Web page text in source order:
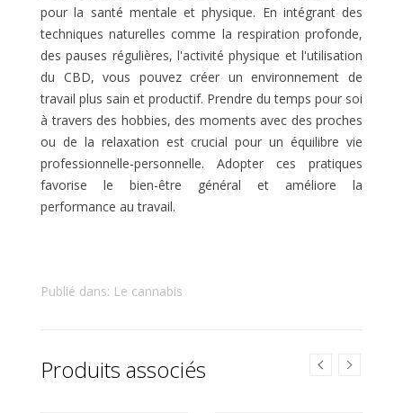
pour la santé mentale et physique. En intégrant des
techniques naturelles comme la respiration profonde,
des pauses régulières, l'activité physique et l'utilisation
du CBD, vous pouvez créer un environnement de
travail plus sain et productif. Prendre du temps pour soi
à travers des hobbies, des moments avec des proches
ou de la relaxation est crucial pour un équilibre vie
professionnelle-personnelle. Adopter ces pratiques
favorise le bien-être général et améliore la
performance au travail.
Publié dans: Le cannabis
Produits associés